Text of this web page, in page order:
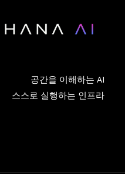
공간을 이해하는 AI
스스로 실행하는 인프라